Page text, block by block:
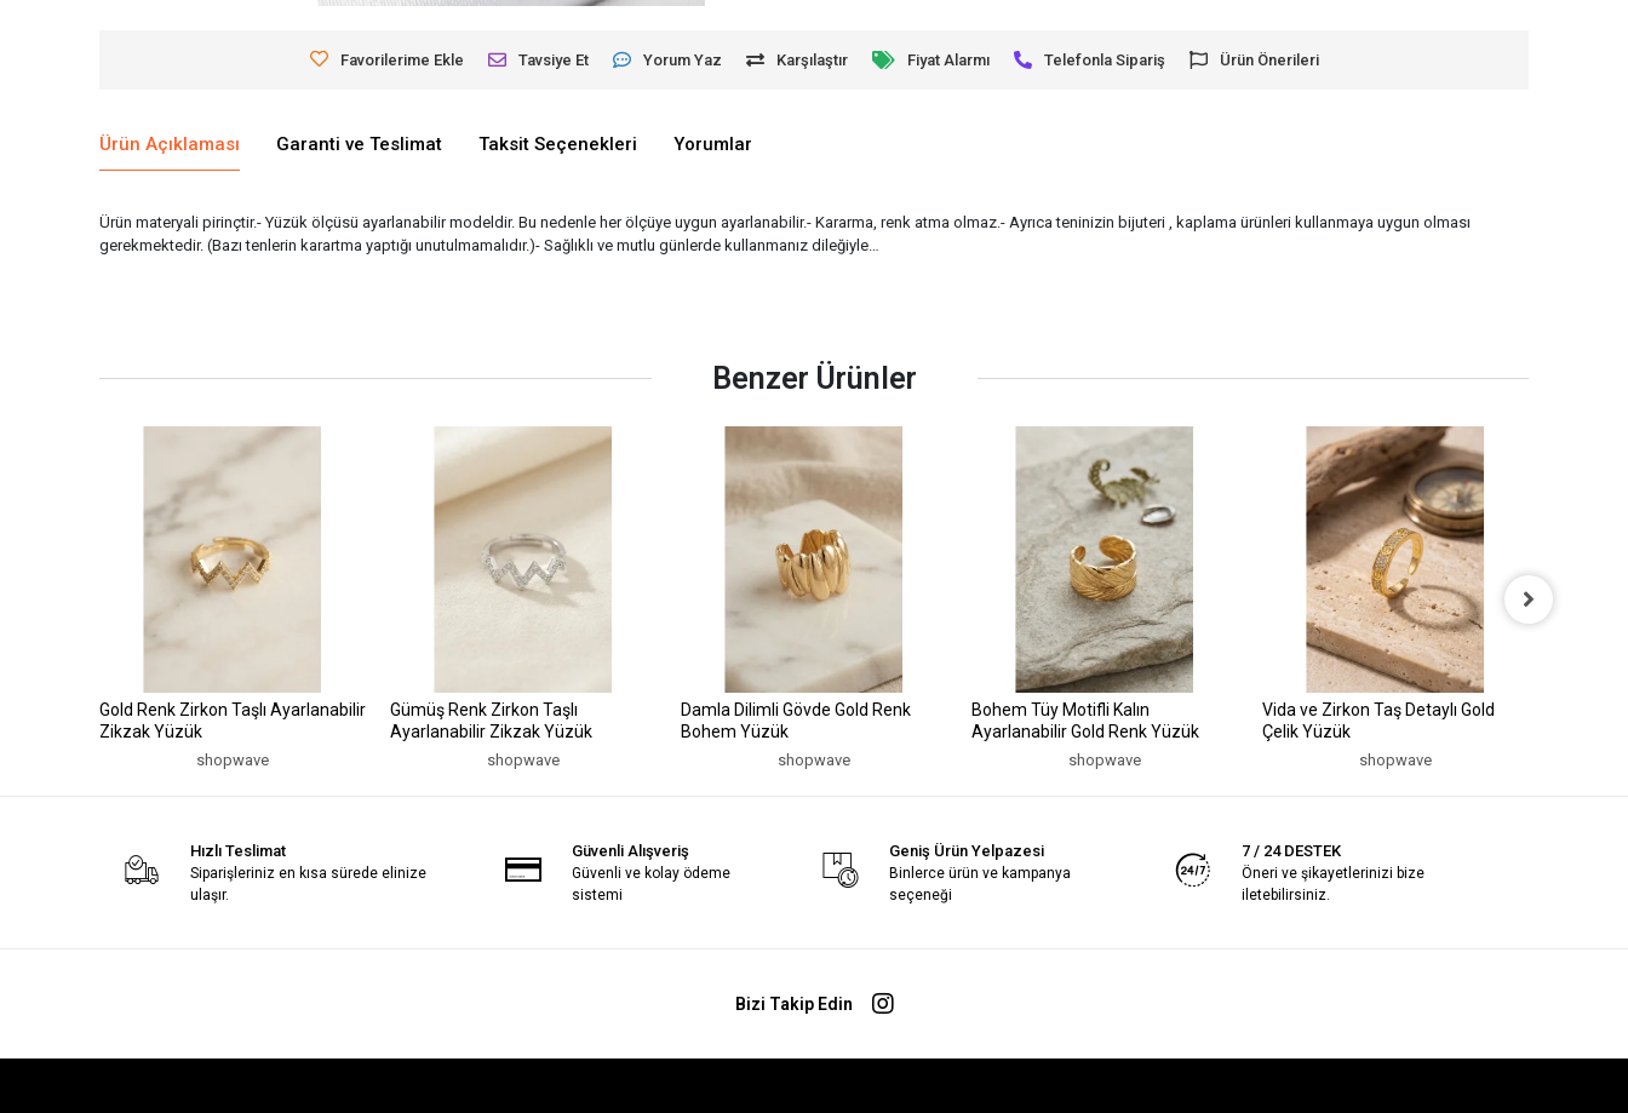
Favorilerime Ekle Tavsiye Et Yorum Yaz Karşılaştır Fiyat Alarmı Telefonla Sipariş Ürün Önerileri
Ürün Açıklaması Garanti ve Teslimat Taksit Seçenekleri Yorumlar
Ürün materyali pirinçtir.- Yüzük ölçüsü ayarlanabilir modeldir. Bu nedenle her ölçüye uygun ayarlanabilir.- Kararma, renk atma olmaz.- Ayrıca teninizin bijuteri , kaplama ürünleri kullanmaya uygun olması
gerekmektedir. (Bazı tenlerin karartma yaptığı unutulmamalıdır.)- Sağlıklı ve mutlu günlerde kullanmanız dileğiyle…
Benzer Ürünler
Gold Renk Zirkon Taşlı Ayarlanabilir
Zikzak Yüzük
shopwave
Gümüş Renk Zirkon Taşlı
Ayarlanabilir Zikzak Yüzük
shopwave
Damla Dilimli Gövde Gold Renk
Bohem Yüzük
shopwave
Bohem Tüy Motifli Kalın
Ayarlanabilir Gold Renk Yüzük
shopwave
Vida ve Zirkon Taş Detaylı Gold
Çelik Yüzük
shopwave
Hızlı Teslimat
Siparişleriniz en kısa sürede elinize
ulaşır.
Güvenli Alışveriş
Güvenli ve kolay ödeme
sistemi
Geniş Ürün Yelpazesi
Binlerce ürün ve kampanya
seçeneği
7 / 24 DESTEK
Öneri ve şikayetlerinizi bize
iletebilirsiniz.
Bizi Takip Edin